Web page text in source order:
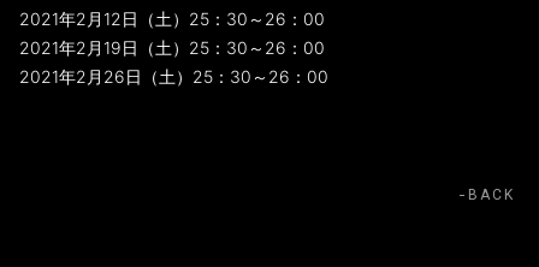
2021年2月12日（土）25：30～26：00
2021年2月19日（土）25：30～26：00
2021年2月26日（土）25：30～26：00
BACK